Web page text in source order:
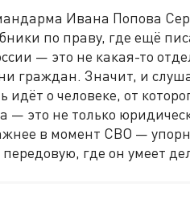
Ивана Попова
по праву, где ещё
— это не какая-то
граждан. Значит, и
идёт о человеке, от
— это не только
в момент СВО —
где он умеет